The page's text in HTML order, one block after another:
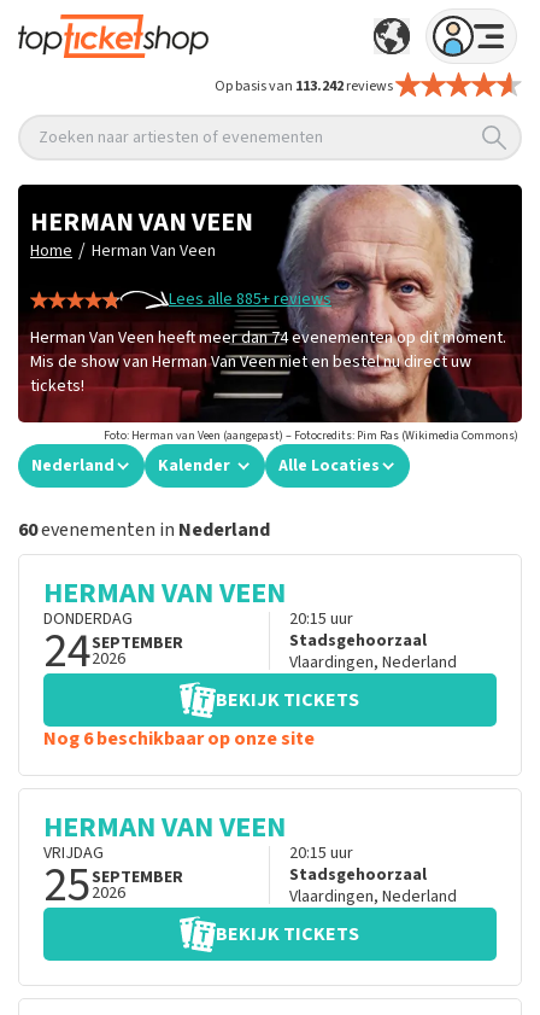
Op basis van 113.242reviews
Zoeken naar artiesten of evenementen
HERMAN VAN VEEN
Home / Herman Van Veen
Lees alle 885+ reviews
Herman Van Veen heeft meer dan 74 evenementen op dit moment.
Mis de show van Herman Van Veen niet en bestel nu direct uw
tickets!
Foto: Herman van Veen (aangepast) – Fotocredits: Pim Ras (Wikimedia Commons)
Nederland Kalender Alle Locaties
60evenementen in Nederland
HERMAN VAN VEEN
DONDERDAG
24SEPTEMBER
2026
20:15 uur
Stadsgehoorzaal
Vlaardingen, Nederland
BEKIJK TICKETS
Nog 6 beschikbaar op onze site
HERMAN VAN VEEN
VRIJDAG
25SEPTEMBER
2026
20:15 uur
Stadsgehoorzaal
Vlaardingen, Nederland
BEKIJK TICKETS